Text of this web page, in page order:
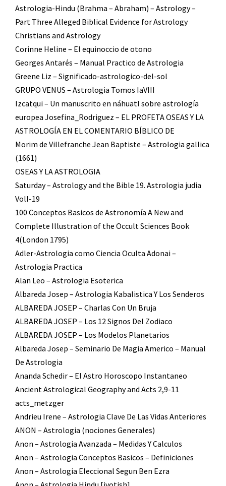
Astrologia-Hindu (Brahma – Abraham) – Astrology –
Part Three Alleged Biblical Evidence for Astrology
Christians and Astrology
Corinne Heline – El equinoccio de otono
Georges Antarés – Manual Practico de Astrologia
Greene Liz – Significado-astrologico-del-sol
GRUPO VENUS – Astrologia Tomos IaVIII
Izcatqui – Un manuscrito en náhuatl sobre astrología
europea Josefina_Rodriguez – EL PROFETA OSEAS Y LA
ASTROLOGÍA EN EL COMENTARIO BÍBLICO DE
Morim de Villefranche Jean Baptiste – Astrologia gallica
(1661)
OSEAS Y LA ASTROLOGIA
Saturday – Astrology and the Bible 19. Astrologia judia
VolI-19
100 Conceptos Basicos de Astronomía A New and
Complete Illustration of the Occult Sciences Book
4(London 1795)
Adler-Astrologia como Ciencia Oculta Adonai –
Astrologia Practica
Alan Leo – Astrologia Esoterica
Albareda Josep – Astrologia Kabalistica Y Los Senderos
ALBAREDA JOSEP – Charlas Con Un Bruja
ALBAREDA JOSEP – Los 12 Signos Del Zodiaco
ALBAREDA JOSEP – Los Modelos Planetarios
Albareda Josep – Seminario De Magia Americo – Manual
De Astrologia
Ananda Schedir – El Astro Horoscopo Instantaneo
Ancient Astrological Geography and Acts 2,9-11
acts_metzger
Andrieu Irene – Astrologia Clave De Las Vidas Anteriores
ANON – Astrologia (nociones Generales)
Anon – Astrologia Avanzada – Medidas Y Calculos
Anon – Astrologia Conceptos Basicos – Definiciones
Anon – Astrologia Eleccional Segun Ben Ezra